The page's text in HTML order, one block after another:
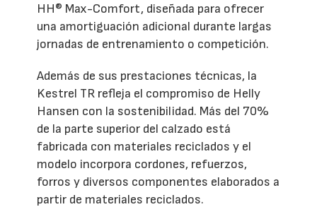
HH® Max-Comfort, diseñada para ofrecer
una amortiguación adicional durante largas
jornadas de entrenamiento o competición.
Además de sus prestaciones técnicas, la
Kestrel TR refleja el compromiso de Helly
Hansen con la sostenibilidad. Más del 70%
de la parte superior del calzado está
fabricada con materiales reciclados y el
modelo incorpora cordones, refuerzos,
forros y diversos componentes elaborados a
partir de materiales reciclados.